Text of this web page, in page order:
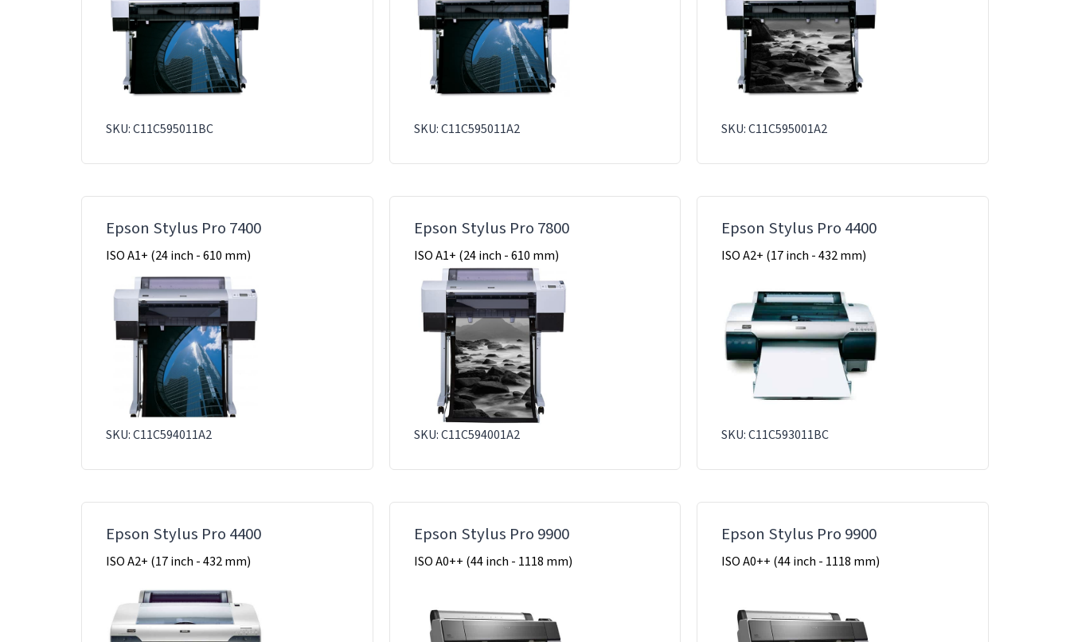
SKU: C11C595011BC SKU: C11C595011A2 SKU: C11C595001A2
Epson Stylus Pro 7400
ISO A1+ (24 inch - 610 mm)
SKU: C11C594011A2
Epson Stylus Pro 7800
ISO A1+ (24 inch - 610 mm)
SKU: C11C594001A2
Epson Stylus Pro 4400
ISO A2+ (17 inch - 432 mm)
SKU: C11C593011BC
Epson Stylus Pro 4400
ISO A2+ (17 inch - 432 mm)
Epson Stylus Pro 9900
ISO A0++ (44 inch - 1118 mm)
Epson Stylus Pro 9900
ISO A0++ (44 inch - 1118 mm)